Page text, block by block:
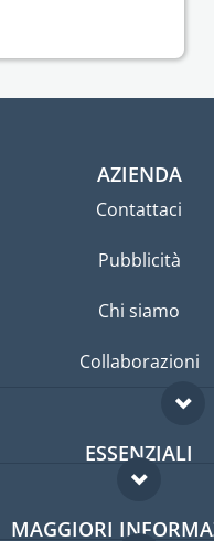
AZIENDA
Contattaci
Pubblicità
Chi siamo
Collaborazioni
ESSENZIALI
Forum per expat
MAGGIORI